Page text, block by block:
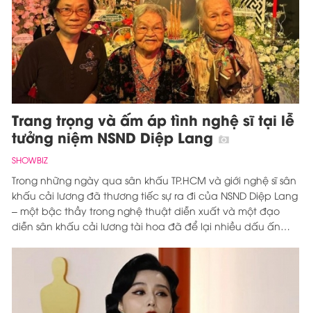
Trang trọng và ấm áp tình nghệ sĩ tại lễ
tưởng niệm NSND Diệp Lang
SHOWBIZ
Trong những ngày qua sân khấu TP.HCM và giới nghệ sĩ sân
khấu cải lương đã thương tiếc sự ra đi của NSND Diệp Lang
– một bậc thầy trong nghệ thuật diễn xuất và một đạo
diễn sân khấu cải lương tài hoa đã để lại nhiều dấu ấn